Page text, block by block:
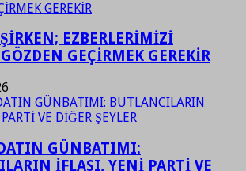
EZBERLERİMİZİ
GEÇİRMEK GEREKİR
GÜNBATIMI:
İFLASI, YENİ PARTİ VE